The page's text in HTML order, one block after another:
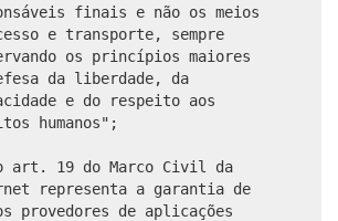
finais e não os meios
e transporte, sempre
os princípios maiores
da liberdade, da
e do respeito aos
humanos";
art. 19 do Marco Civil da
representa a garantia de
provedores de aplicações